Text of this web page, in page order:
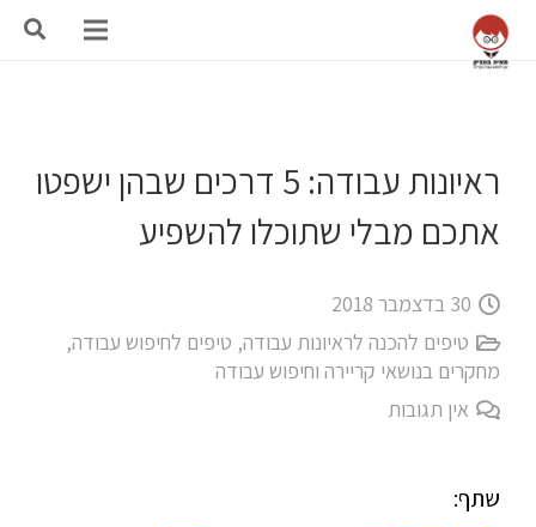
ראיונות עבודה: 5 דרכים שבהן ישפטו
אתכם מבלי שתוכלו להשפיע
30 בדצמבר 2018
טיפים להכנה לראיונות עבודה, טיפים לחיפוש עבודה,
מחקרים בנושאי קריירה וחיפוש עבודה
אין תגובות
שתף: